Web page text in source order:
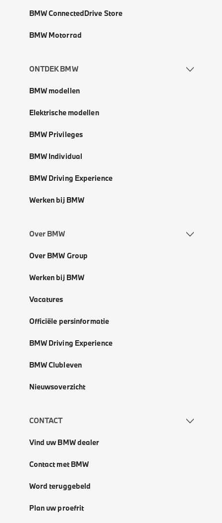
BMW ConnectedDrive Store
BMW Motorrad
ONTDEK BMW
BMW modellen
Elektrische modellen
BMW Privileges
BMW Individual
BMW Driving Experience
Werken bij BMW
Over BMW
Over BMW Group
Werken bij BMW
Vacatures
Officiële persinformatie
BMW Driving Experience
BMW Clubleven
Nieuwsoverzicht
CONTACT
Vind uw BMW dealer
Contact met BMW
Word teruggebeld
Plan uw proefrit